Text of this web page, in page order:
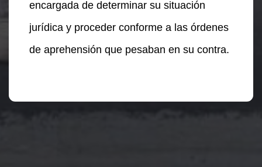
encargada de determinar su situación
jurídica y proceder conforme a las órdenes
de aprehensión que pesaban en su contra.